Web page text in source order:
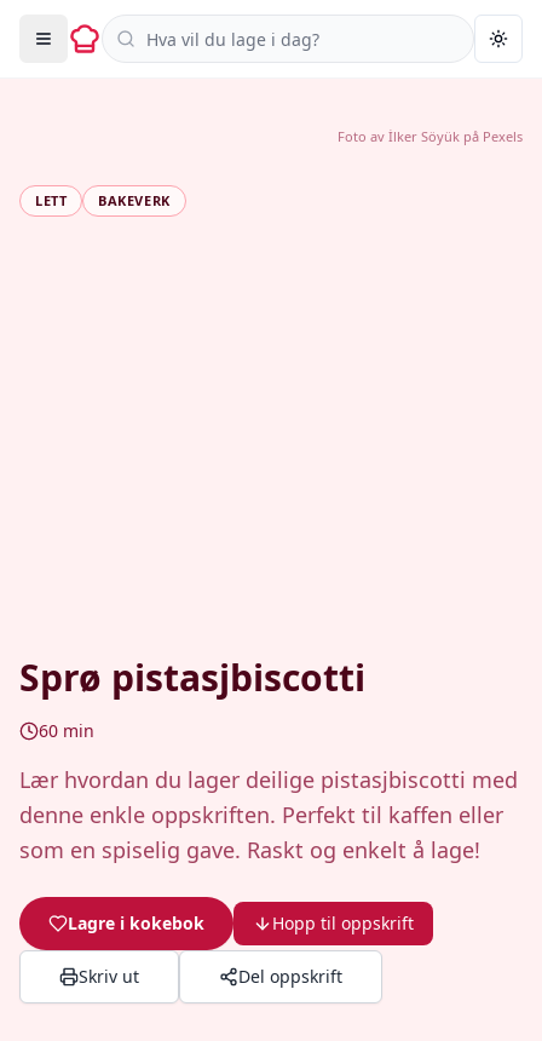
Søk i oppskrifter
LETT BAKEVERK
Sprø pistasjbiscotti
60 min
Lær hvordan du lager deilige pistasjbiscotti med
denne enkle oppskriften. Perfekt til kaffen eller
som en spiselig gave. Raskt og enkelt å lage!
Lagre i kokebok Hopp til oppskrift
Skriv ut Del oppskrift
Foto av İlker Söyük på Pexels